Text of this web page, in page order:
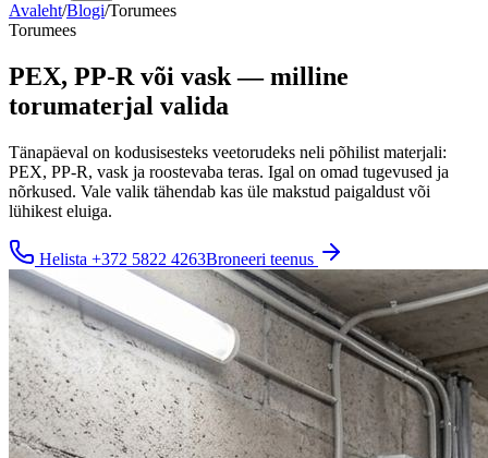
Avaleht/Blogi/Torumees
Torumees
PEX, PP-R või vask — milline
torumaterjal valida
Tänapäeval on kodusisesteks veetorudeks neli põhilist materjali:
PEX, PP-R, vask ja roostevaba teras. Igal on omad tugevused ja
nõrkused. Vale valik tähendab kas üle makstud paigaldust või
lühikest eluiga.
Helista +372 5822 4263Broneeri teenus